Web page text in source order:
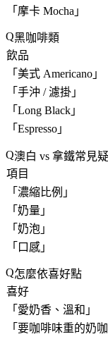
「 摩卡 Mocha 」
黑咖啡類
飲品
「 美式 Americano 」
「 手沖 / 濾掛 」
「 Long Black 」
「 Espresso 」
澳白 vs 拿鐵常見
項目
「 濃縮比例 」
「 奶量 」
「 奶泡 」
「 口感 」
怎麼依喜好點
喜好
「 愛奶香、溫和 」
「 要咖啡味重的奶咖